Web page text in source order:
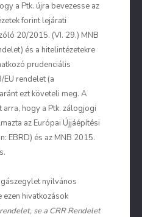
a Ptk. újra bevezesse az
forint lejárati
20/2015. (VI. 29.) MNB
és a hitelintézetekre
prudenciális
rendelet (a
ezt követeli meg. A
arra, hogy a Ptk. zálogjogi
az Európai Újjáépítési
EBRD) és az MNB 2015.
nyilvános
hivatkozások
se a CRR Rendelet